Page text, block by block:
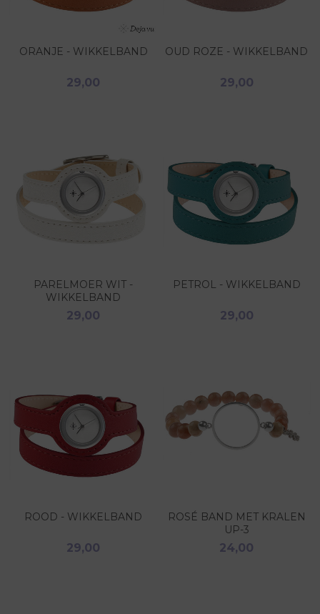
ORANJE - WIKKELBAND
29,00
OUD ROZE - WIKKELBAND
29,00
PARELMOER WIT -
WIKKELBAND
29,00
PETROL - WIKKELBAND
29,00
ROOD - WIKKELBAND
29,00
ROSÉ BAND MET KRALEN
UP-3
24,00